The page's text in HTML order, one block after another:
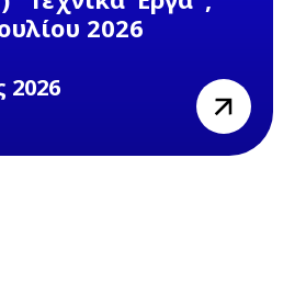
2026
2026 view